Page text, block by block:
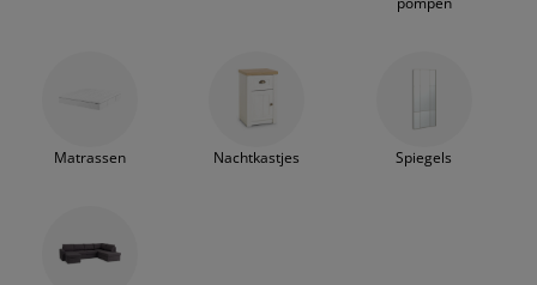
Matrassen Nachtkastjes Spiegels